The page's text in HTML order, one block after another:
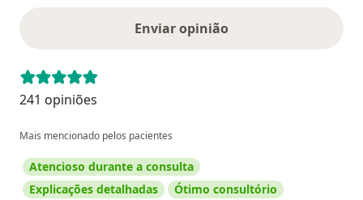
Enviar opinião
241 opiniões
Mais mencionado pelos pacientes
Atencioso durante a consulta
Explicações detalhadas
Ótimo consultório